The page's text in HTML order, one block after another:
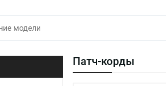
Патч-корды